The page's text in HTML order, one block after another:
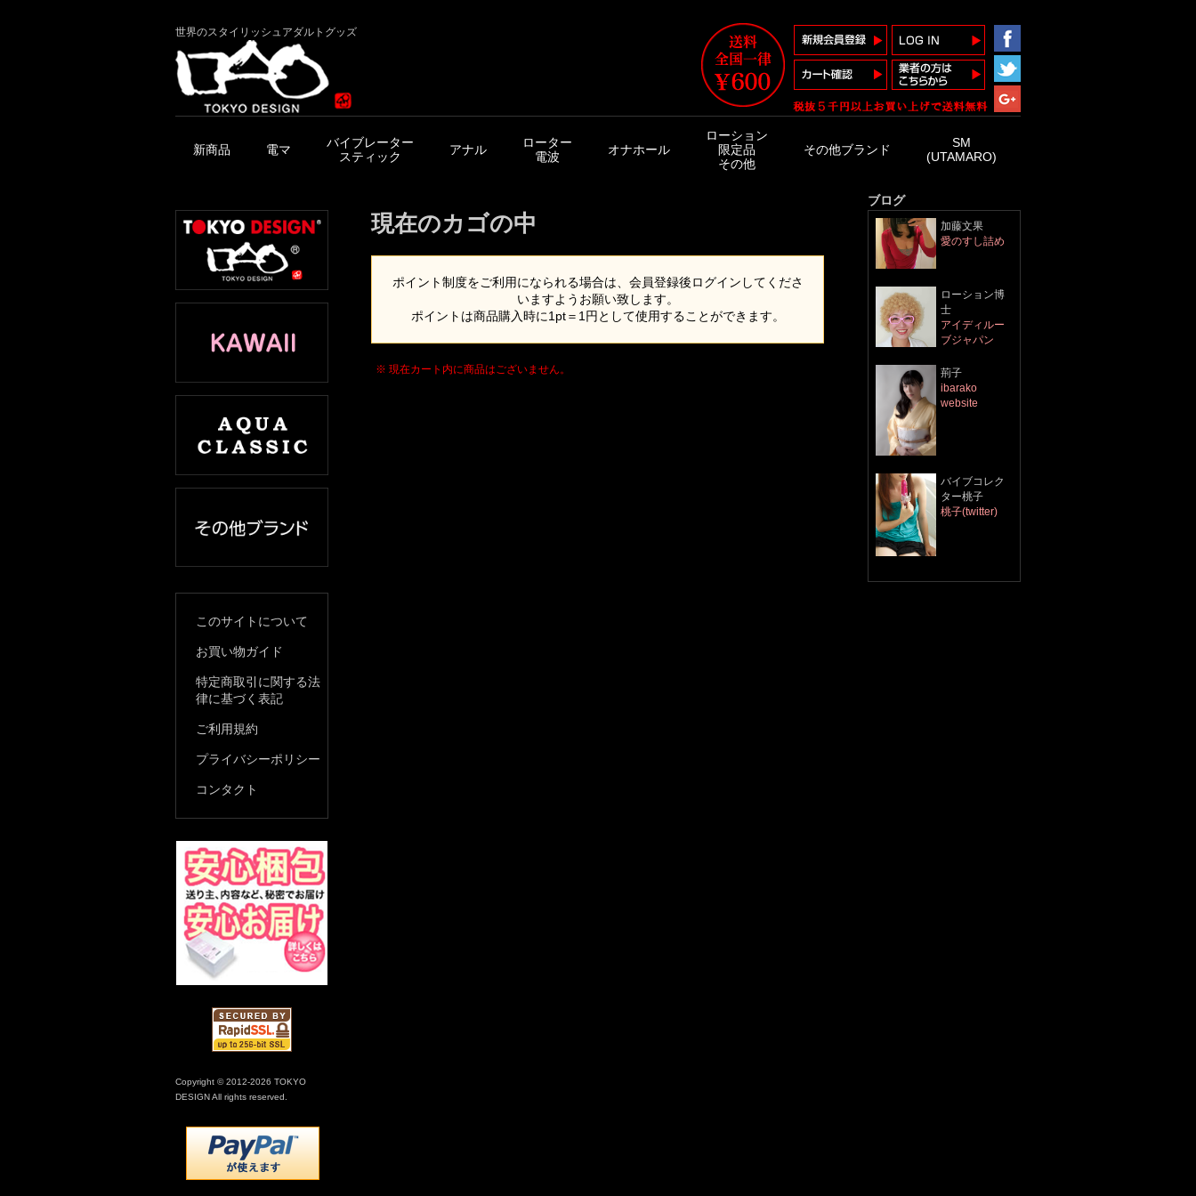
世界のスタイリッシュアダルトグッズ
新商品 電マ
バイブレーター
スティック
アナル
ローター
電波
オナホール
ローション
限定品
その他
その他ブランド
SM
(UTAMARO)
このサイトについて
お買い物ガイド
特定商取引に関する法
律に基づく表記
ご利用規約
プライバシーポリシー
コンタクト
Copyright © 2012-2026 TOKYO
DESIGN All rights reserved.
現在のカゴの中
ポイント制度をご利用になられる場合は、会員登録後ログインしてくださ
いますようお願い致します。
ポイントは商品購入時に1pt＝1円 として使用することができます。
※ 現在カート内に商品はございません。
ブログ
加藤文果
愛のすし詰め
ローション博
士
アイディルー
ブジャパン
​荊子
ibarako
website
​バイブコレク
ター桃子
桃子(twitter)